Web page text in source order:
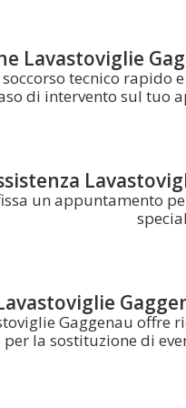
Lavastoviglie
tecnico rapido
di intervento sul tuo
un appuntamento
Gaggenau offre
per la sostituzione di